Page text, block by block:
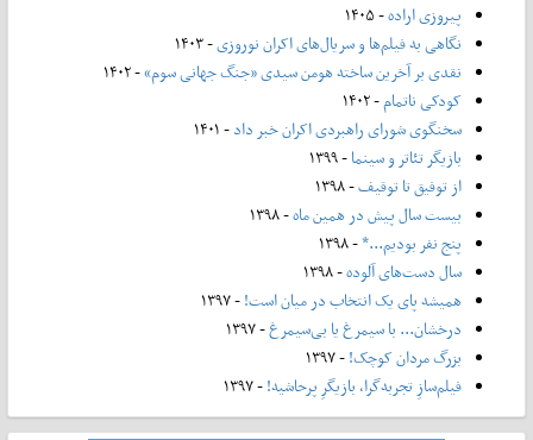
پیروزی اراده- ۱۴۰۵
نگاهی به فیلم‌ها و سریال‌های اکران نوروزی- ۱۴۰۳
نقدی بر آخرین ساخته هومن سیدی «جنگ جهانی سوم»- ۱۴۰۲
کودکی ناتمام- ۱۴۰۲
سخنگوی شورای راهبردی اکران خبر داد- ۱۴۰۱
بازیگر تئاتر و سینما- ۱۳۹۹
از توفیق تا توقیف- ۱۳۹۸
بیست سال پیش در همین ماه- ۱۳۹۸
پنج نفر بودیم...*- ۱۳۹۸
سال دست‌های آلوده- ۱۳۹۸
همیشه پای یک انتخاب در میان است!- ۱۳۹۷
درخشان... با سیمرغ یا بی‌سیمرغ- ۱۳۹۷
بزرگ مردان کوچک!- ۱۳۹۷
فیلم‌سازِ تجربه‌گرا، بازیگرِ پرحاشیه!- ۱۳۹۷